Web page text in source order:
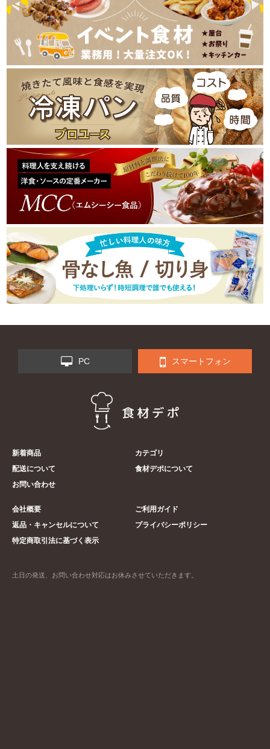
PC スマートフォン
新着商品
カテゴリ
配送について
食材デポについて
お問い合わせ
会社概要
ご利用ガイド
返品・キャンセルについて
プライバシーポリシー
特定商取引法に基づく表示
土日の発送、お問い合わせ対応はお休みさせていただきます。